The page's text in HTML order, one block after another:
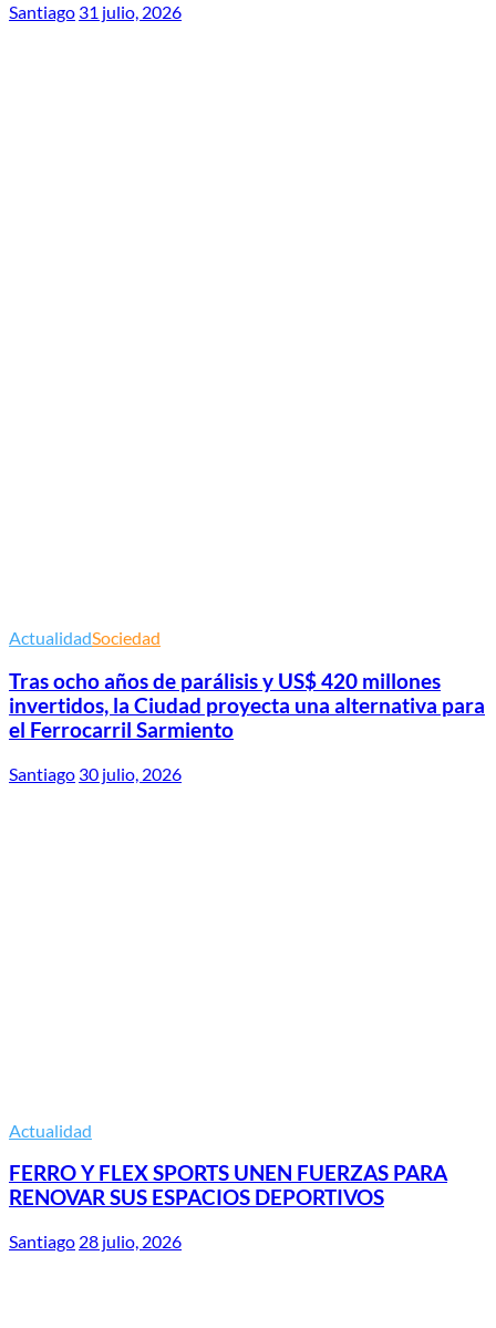
Santiago 31 julio, 2026
ActualidadSociedad
Tras ocho años de parálisis y US$ 420 millones
invertidos, la Ciudad proyecta una alternativa para
el Ferrocarril Sarmiento
Santiago 30 julio, 2026
Actualidad
FERRO Y FLEX SPORTS UNEN FUERZAS PARA
RENOVAR SUS ESPACIOS DEPORTIVOS
Santiago 28 julio, 2026